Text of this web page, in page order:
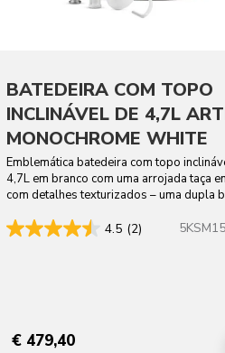
BATEDEIRA COM TOPO
INCLINÁVEL DE 4,7L
MONOCHROME WHITE
Emblemática batedeira com topo
4,7L em branco com uma arrojada taça
com detalhes texturizados – uma dupla
4.5 (2)
€ 479,40